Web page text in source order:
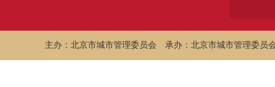
主办：北京市城市管理委员会 承办：北京市城市管理委员